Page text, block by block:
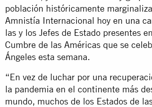
población históricamente
Amnistía Internacional hoy en una
las y los Jefes de Estado presentes
Cumbre de las Américas que se
Ángeles esta semana.
“En vez de luchar por una
la pandemia en el continente más
mundo, muchos de los Estados de